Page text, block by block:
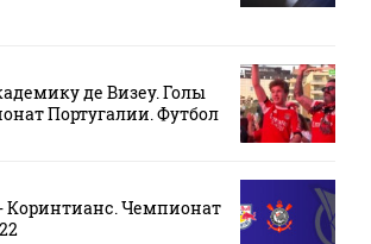
де Визеу. Голы
Португалии. Футбол
Коринтианс. Чемпионат